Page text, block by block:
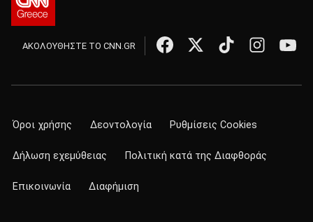
ΑΚΟΛΟΥΘΗΣΤΕ ΤΟ CNN.GR
Όροι χρήσης Δεοντολογία Ρυθμίσεις Cookies
Δήλωση εχεμύθειας Πολιτική κατά της Διαφθοράς
Επικοινωνία Διαφήμιση